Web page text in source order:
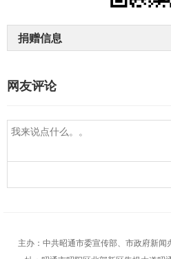
捐赠信息
网友评论
主办：中共昭通市委宣传部、市政府新